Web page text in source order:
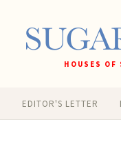
HOUSES
EDITOR'S LETTER